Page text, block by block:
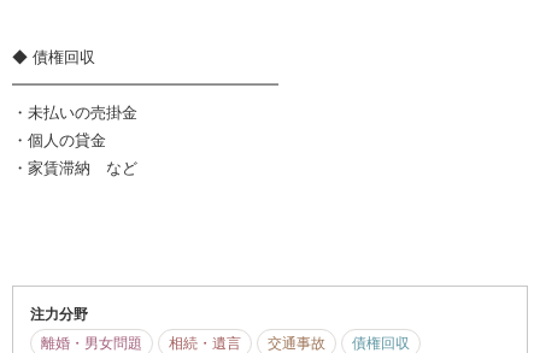
◆ 債権回収
━━━━━━━━━━━━━━━━━
・未払いの売掛金
・個人の貸金
・家賃滞納 など
注力分野
離婚・男女問題
相続・遺言 交通事故 債権回収